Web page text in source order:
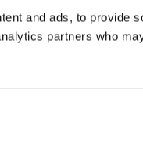
and ads, to provide
partners who